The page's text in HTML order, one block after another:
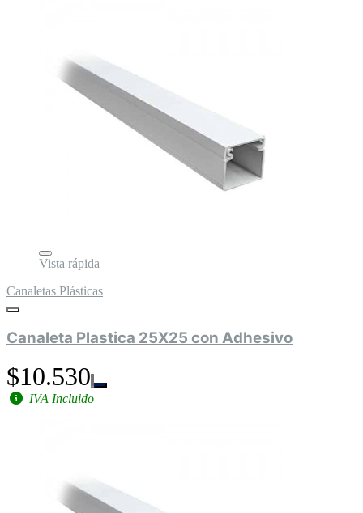
Vista rápida
Canaletas Plásticas
Canaleta Plastica 25X25 con Adhesivo
$10.530
IVA Incluido